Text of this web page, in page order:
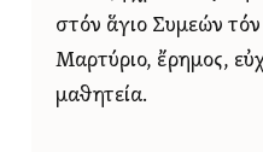
στόν ἅγιο Συμεών
Μαρτύριο, ἔρημος,
μαθητεία.